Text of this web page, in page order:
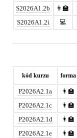
S2026A1.2b
👨‍🏫
S2026A1.2i
💻
kód kurzu forma
P2026A2.1a 👨‍🏫
P2026A2.1c
👨‍🏫
P2026A2.1d
👨‍🏫
P2026A2.1e
👨‍🏫